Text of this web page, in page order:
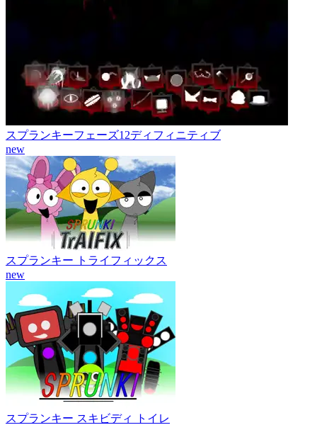
スプランキーフェーズ12ディフィニティブ
new
スプランキー トライフィックス
new
スプランキー スキビディ トイレ